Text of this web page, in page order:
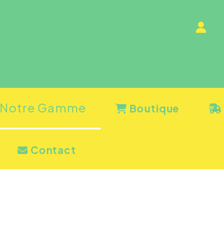
Notre Gamme Boutique
Contact